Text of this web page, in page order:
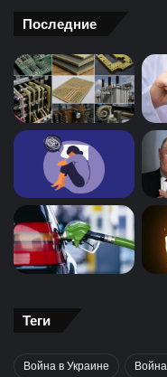
Последние
Теги
Война в Украине